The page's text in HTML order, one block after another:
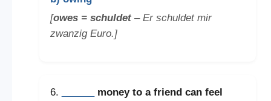
[owes = schuldet– Er schuldet mir
zwanzig Euro.]
6.
money to a friend can feel